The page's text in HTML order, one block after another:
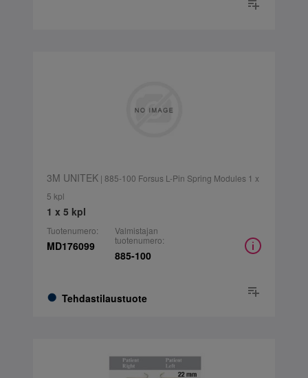
3M UNITEK| 885-100 Forsus L-Pin Spring Modules 1 x
5 kpl
1 x 5 kpl
Tuotenumero:
MD176099
Tehdastilaustuote
Valmistajan
tuotenumero:
885-100